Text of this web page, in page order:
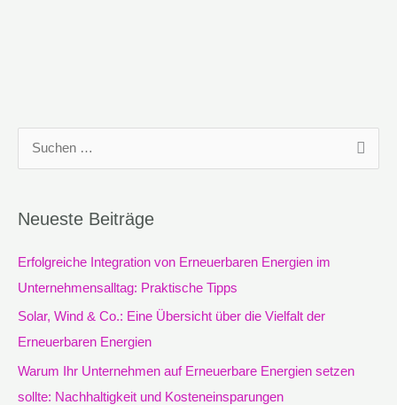
h
e
n
Neueste Beiträge
Erfolgreiche Integration von Erneuerbaren Energien im
Unternehmensalltag: Praktische Tipps
Solar, Wind & Co.: Eine Übersicht über die Vielfalt der
Erneuerbaren Energien
Warum Ihr Unternehmen auf Erneuerbare Energien setzen
sollte: Nachhaltigkeit und Kosteneinsparungen